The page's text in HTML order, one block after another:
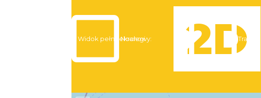
Widok pełnoekranowy:
Noclegi Trasy